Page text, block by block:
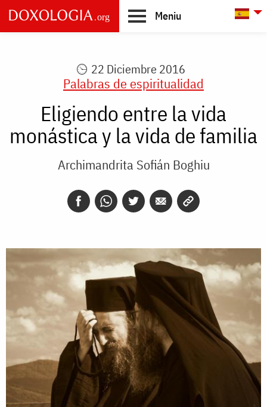
Skip to main content
Meniu
22 Diciembre 2016
Palabras de espiritualidad
Eligiendo entre la vida
monástica y la vida de familia
Archimandrita Sofián Boghiu